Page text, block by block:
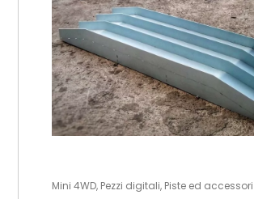
Mini 4WD, Pezzi digitali, Piste ed accessori